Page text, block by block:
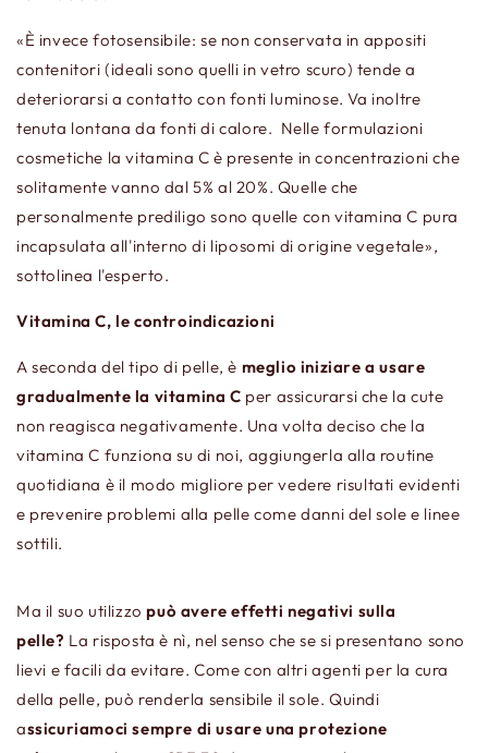
«È invece fotosensibile: se non conservata in appositi
contenitori (ideali sono quelli in vetro scuro) tende a
deteriorarsi a contatto con fonti luminose. Va inoltre
tenuta lontana da fonti di calore. Nelle formulazioni
cosmetiche la vitamina C è presente in concentrazioni che
solitamente vanno dal 5% al 20%. Quelle che
personalmente prediligo sono quelle con vitamina C pura
incapsulata all'interno di liposomi di origine vegetale»,
sottolinea l'esperto.
Vitamina C, le controindicazioni
A seconda del tipo di pelle, è meglio iniziare a usare
gradualmente la vitamina C per assicurarsi che la cute
non reagisca negativamente. Una volta deciso che la
vitamina C funziona su di noi, aggiungerla alla routine
quotidiana è il modo migliore per vedere risultati evidenti
e prevenire problemi alla pelle come danni del sole e linee
sottili.
Ma il suo utilizzo può avere effetti negativi sulla
pelle? La risposta è nì, nel senso che se si presentano sono
lievi e facili da evitare. Come con altri agenti per la cura
della pelle, può renderla sensibile il sole. Quindi
assicuriamoci sempre di usare una protezione